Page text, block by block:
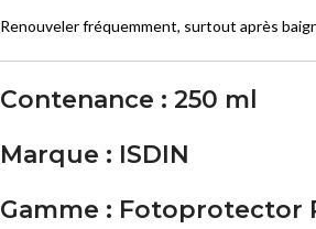
Renouveler fréquemment, surtout après
Contenance : 250 ml
Marque : ISDIN
Gamme : Fotoprotector